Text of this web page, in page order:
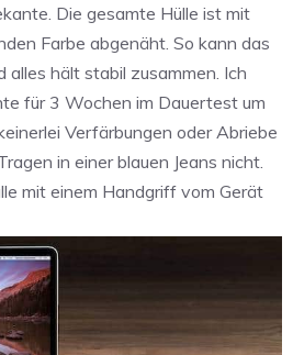
Die gesamte Hülle ist mit
Farbe abgenäht. So kann das
alles hält stabil zusammen. Ich
für 3 Wochen im Dauertest um
Verfärbungen oder Abriebe
in einer blauen Jeans nicht.
mit einem Handgriff vom Gerät